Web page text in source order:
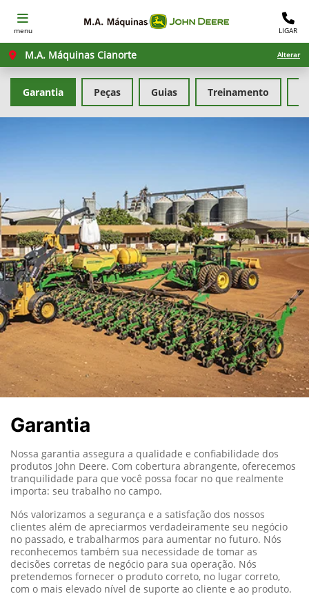
menu LIGAR
M.A. Máquinas Cianorte Alterar
Peças
Garantia Guias Treinamento
Garantia
Nossa garantia assegura a qualidade e confiabilidade dos
produtos John Deere. Com cobertura abrangente, oferecemos
tranquilidade para que você possa focar no que realmente
importa: seu trabalho no campo.
Nós valorizamos a segurança e a satisfação dos nossos
clientes além de apreciarmos verdadeiramente seu negócio
no passado, e trabalharmos para aumentar no futuro. Nós
reconhecemos também sua necessidade de tomar as
decisões corretas de negócio para sua operação. Nós
pretendemos fornecer o produto correto, no lugar correto,
com o mais elevado nível de suporte ao cliente e ao produto.